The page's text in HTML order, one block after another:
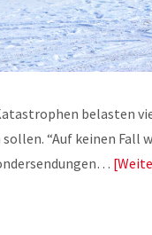
belasten
“Auf keinen Fall